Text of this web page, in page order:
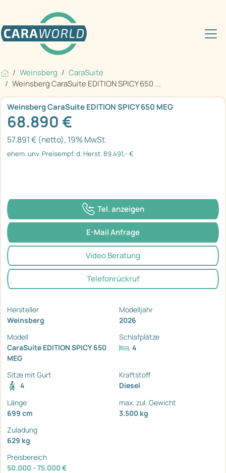
Weinsberg
CaraSuite
Weinsberg CaraSuite EDITION SPICY 650 ...
Weinsberg CaraSuite EDITION SPICY 650 MEG
68.890 €
57.891 € (netto), 19% MwSt.
ehem. unv. Preisempf. d. Herst. 89.491,- €
Tel. anzeigen
E-Mail Anfrage
Video Beratung
Telefonrückruf
Hersteller
Weinsberg
Modelljahr
2026
Modell
CaraSuite EDITION SPICY 650
MEG
Schlafplätze
4
Sitze mit Gurt
4
Kraftstoff
Diesel
Länge
699 cm
max. zul. Gewicht
3.500 kg
Zuladung
629 kg
Preisbereich
50.000 - 75.000 €